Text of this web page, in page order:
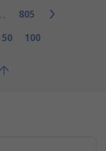
805
50 100